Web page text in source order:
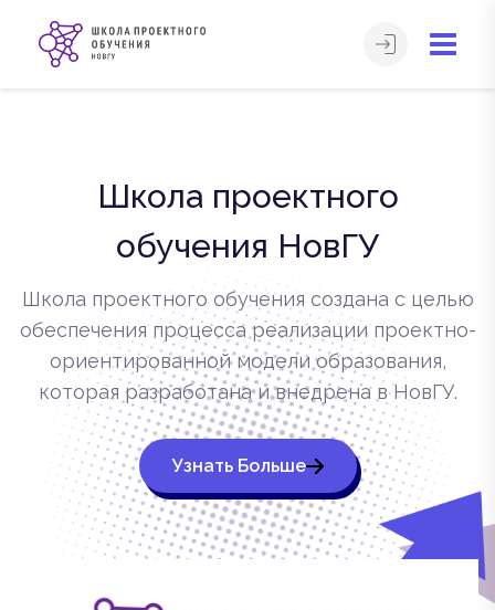
Школа проектного
обучения НовГУ
Школа проектного обучения создана с целью
обеспечения процесса реализации проектно-
ориентированной модели образования,
которая разработана и внедрена в НовГУ.
Узнать Больше